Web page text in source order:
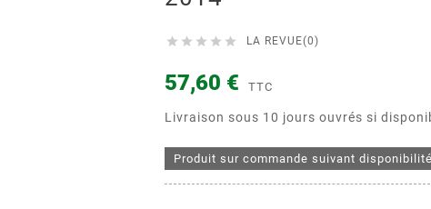
     LA REVUE(0)
57,60 € TTC
Livraison sous 10 jours ouvrés si
Produit sur commande suivant